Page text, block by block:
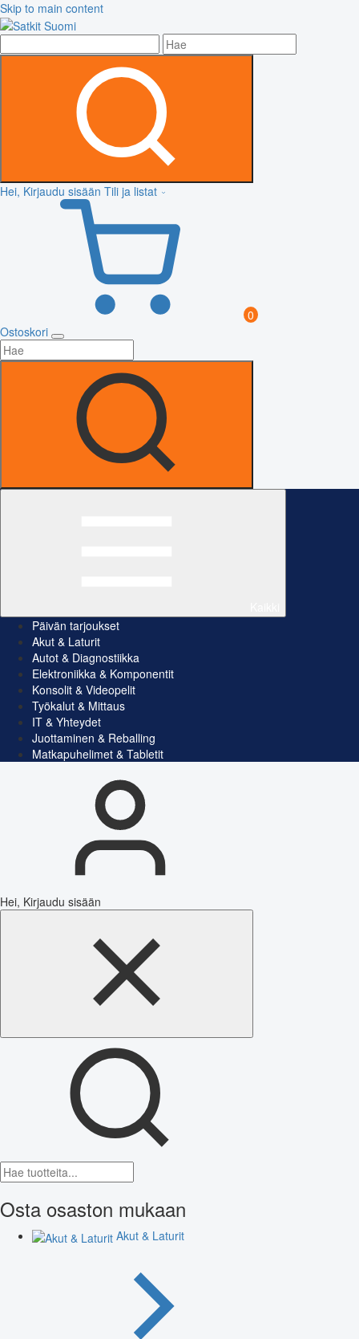
Skip to main content
Hei, Kirjaudu sisään Tili ja listat
0
Ostoskori
Päivän tarjoukset
Akut & Laturit
Autot & Diagnostiikka
Elektroniikka & Komponentit
Konsolit & Videopelit
Työkalut & Mittaus
IT & Yhteydet
Juottaminen & Reballing
Matkapuhelimet & Tabletit
Hei, Kirjaudu sisään
Osta osaston mukaan
Akut & Laturit